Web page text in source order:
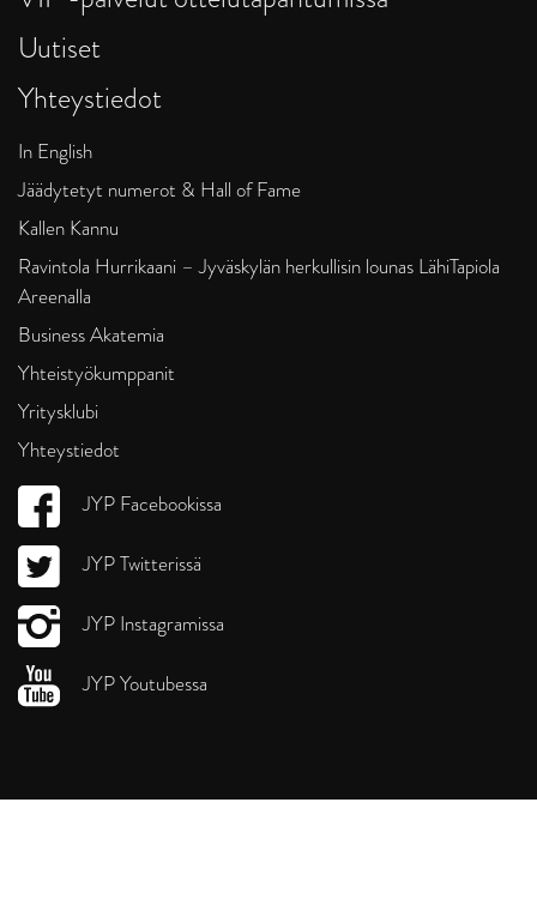
Uutiset
Yhteystiedot
In English
Jäädytetyt numerot & Hall of Fame
Kallen Kannu
Ravintola Hurrikaani – Jyväskylän herkullisin lounas LähiTapiola
Areenalla
Business Akatemia
Yhteistyökumppanit
Yritysklubi
Yhteystiedot
JYP Facebookissa
JYP Twitterissä
JYP Instagramissa
JYP Youtubessa